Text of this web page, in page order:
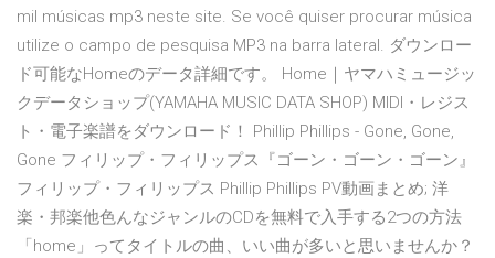
mil músicas mp3 neste site. Se você quiser procurar música
utilize o campo de pesquisa MP3 na barra lateral. ダウンロー
ド可能なHomeのデータ詳細です。 Home｜ヤマハミュージッ
クデータショップ(YAMAHA MUSIC DATA SHOP) MIDI・レジス
ト・電子楽譜をダウンロード！ Phillip Phillips - Gone, Gone,
Gone フィリップ・フィリップス『ゴーン・ゴーン・ゴーン』
フィリップ・フィリップス Phillip Phillips PV動画まとめ; 洋
楽・邦楽他色んなジャンルのCDを無料で入手する2つの方法
「home」ってタイトルの曲、いい曲が多いと思いませんか？